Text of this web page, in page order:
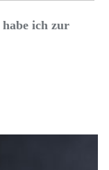
habe ich zur